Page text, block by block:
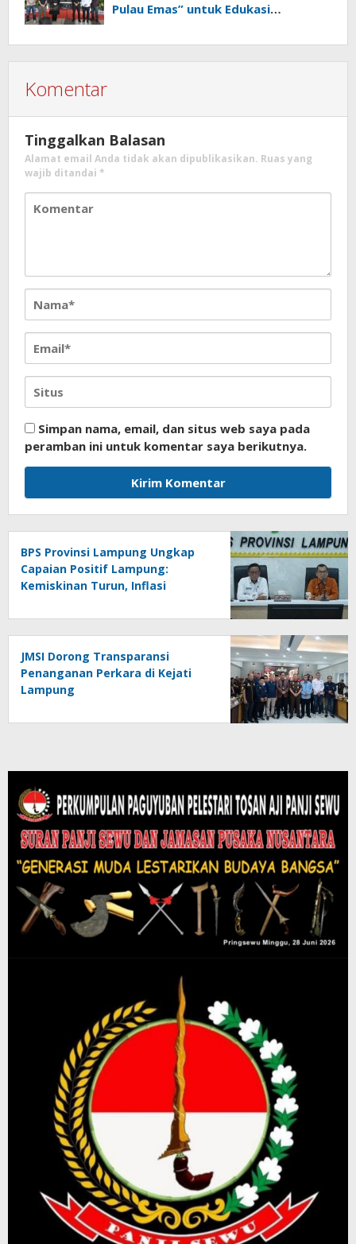
Pulau Emas” untuk Edukasi
Komentar
Tinggalkan Balasan
Alamat email Anda tidak akan dipublikasikan. Ruas yang
wajib ditandai *
Simpan nama, email, dan situs web saya pada
peramban ini untuk komentar saya berikutnya.
BPS Provinsi Lampung Ungkap
Capaian Positif Lampung:
Kemiskinan Turun, Inflasi
Tumbuh
JMSI Dorong Transparansi
Penanganan Perkara di Kejati
Lampung